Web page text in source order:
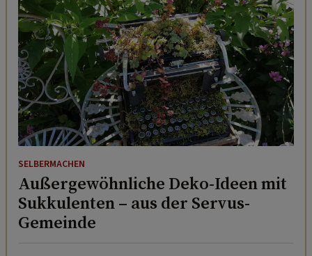
SELBERMACHEN
Außergewöhnliche Deko-Ideen mit
Sukkulenten – aus der Servus-
Gemeinde